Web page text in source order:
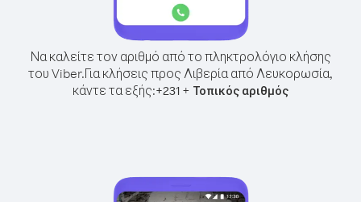
Να καλείτε τον αριθμό από το πληκτρολόγιο κλήσης
του Viber.Για κλήσεις προς Λιβερία από Λευκορωσία,
κάντε τα εξής:+231 + Τοπικός αριθμός